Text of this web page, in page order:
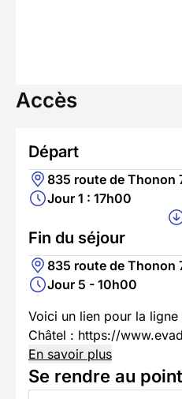
Accès
Départ
835 route de Thonon
Jour 1 : 17h00
Fin du séjour
835 route de Thonon
Jour 5 - 10h00
Voici un lien pour la
Châtel : https://
En savoir plus
Se rendre au